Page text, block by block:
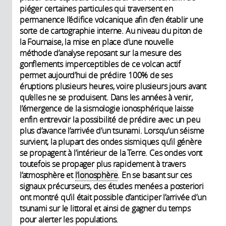
piéger certaines particules qui traversent en
permanence l’édifice volcanique afin d’en établir une
sorte de cartographie interne. Au niveau du piton de
la Fournaise, la mise en place d’une nouvelle
méthode d’analyse reposant sur la mesure des
gonflements imperceptibles de ce volcan actif
permet aujourd’hui de prédire 100% de ses
éruptions plusieurs heures, voire plusieurs jours avant
qu’elles ne se produisent. Dans les années à venir,
l’émergence de la sismologie ionosphérique laisse
enfin entrevoir la possibilité de prédire avec un peu
plus d’avance l’arrivée d’un tsunami. Lorsqu’un séisme
survient, la plupart des ondes sismiques qu’il génère
se propagent à l’intérieur de la Terre. Ces ondes vont
toutefois se propager plus rapidement à travers
l’atmosphère etl’ionosphère. En se basant sur ces
signaux précurseurs, des études menées a posteriori
ont montré qu’il était possible d’anticiper l’arrivée d’un
tsunami sur le littoral et ainsi de gagner du temps
pour alerter les populations.